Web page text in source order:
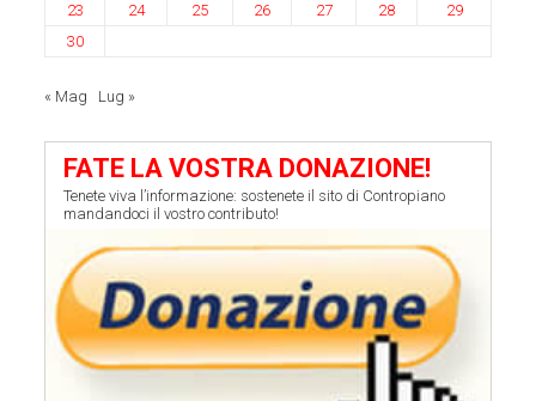
23
24 25 26 27 28
29
30
« Mag Lug »
FATE LA VOSTRA DONAZIONE!
Tenete viva l’informazione: sostenete il sito di Contropiano
mandandoci il vostro contributo!